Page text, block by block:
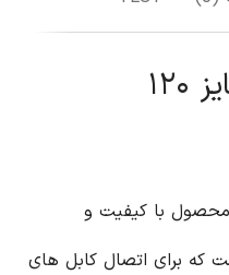
سایز ۱۲۰، یک محصول با کیفیت و
که برای اتصال کابل های